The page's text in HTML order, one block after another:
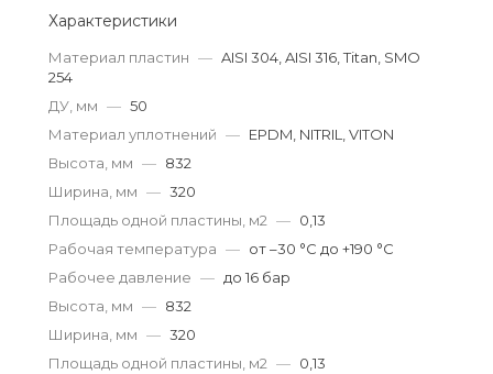
Характеристики
Материал пластин — AISI 304, AISI 316, Titan, SMO
254
ДУ, мм — 50
Материал уплотнений — EPDM, NITRIL, VITON
Высота, мм — 832
Ширина, мм — 320
Площадь одной пластины, м2 — 0,13
Рабочая температура — от –30 °С до +190 °С
Рабочее давление — до 16 бар
Высота, мм — 832
Ширина, мм — 320
Площадь одной пластины, м2 — 0,13